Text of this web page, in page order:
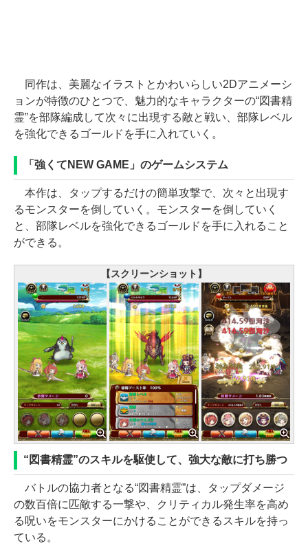
同作は、美麗なイラストとかわいらしい2Dアニメーシ
ョンが特徴のひとつで、魅力的なキャラクターの“図書精
霊”を部隊編成して次々に出現する敵と戦い、部隊レベル
を強化できるゴールドを手に入れていく。
「強くてNEW GAME」のゲームシステム
本作は、タップするだけの簡単攻撃で、次々と出現す
るモンスターを倒していく。モンスターを倒していく
と、部隊レベルを強化できるゴールドを手に入れること
ができる。
【スクリーンショット】
“図書精霊”のスキルを駆使して、強大な敵に打ち勝つ
バトルの協力者となる“図書精霊”は、タップダメージ
の数百倍に匹敵する一撃や、クリティカル発生率を高め
る呪いをモンスターにかけることができるスキルを持っ
ている。